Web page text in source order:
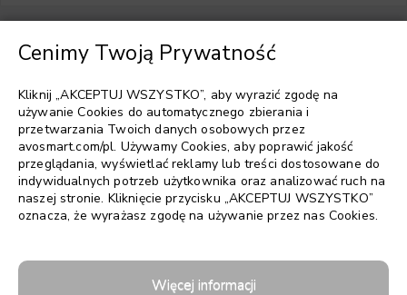
Wybierz język
Cenimy Twoją Prywatność
Kliknij „AKCEPTUJ WSZYSTKO”, aby wyrazić zgodę na
używanie Cookies do automatycznego zbierania i
przetwarzania Twoich danych osobowych przez
avosmart.com/pl. Używamy Cookies, aby poprawić jakość
przeglądania, wyświetlać reklamy lub treści dostosowane do
indywidualnych potrzeb użytkownika oraz analizować ruch na
naszej stronie. Kliknięcie przycisku „AKCEPTUJ WSZYSTKO”
oznacza, że wyrażasz zgodę na używanie przez nas Cookies.
Więcej informacji